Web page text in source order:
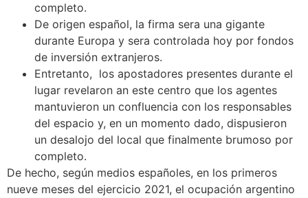
completo.
De origen español, la firma sera una gigante
durante Europa y sera controlada hoy por fondos
de inversión extranjeros.
Entretanto, los apostadores presentes durante el
lugar revelaron an este centro que los agentes
mantuvieron un confluencia con los responsables
del espacio y, en un momento dado, dispusieron
un desalojo del local que finalmente brumoso por
completo.
De hecho, según medios españoles, en los primeros
nueve meses del ejercicio 2021, el ocupación argentino